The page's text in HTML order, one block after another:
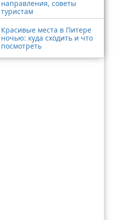
направления, советы
туристам
Красивые места в Питере
ночью: куда сходить и что
посмотреть